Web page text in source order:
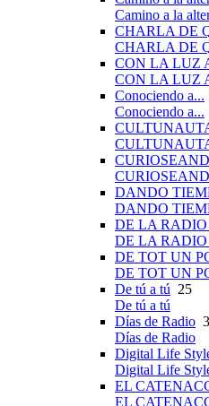
Camino a la
CHARLA DE
CHARLA DE
CON LA LUZ
CON LA LUZ
Conociendo a...
Conociendo a...
DANDO
DANDO
DE LA RADIO
DE LA RADIO
DE TOT UN
DE TOT UN
De tú a tú 25
De tú a tú
Días de Radio
Días de Radio
Digital Life
Digital Life
EL
EL